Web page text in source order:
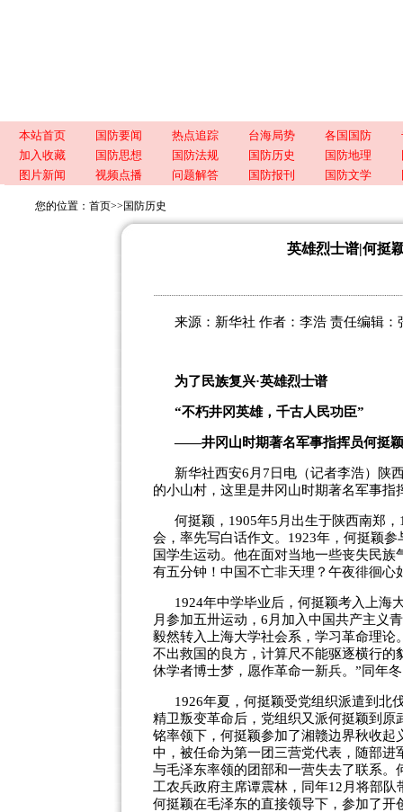
本站首页 国防要闻 热点追踪 台海局势 各国国防
加入收藏
国防思想 国防法规 国防历史 国防地理
图片新闻
视频点播 问题解答 国防报刊 国防文学
您的位置： 首页>> 国防历史
英雄烈士谱|何挺
来源：新华社 作者：李浩 责任编辑：
为了民族复兴·英雄烈士谱
“不朽井冈英雄，千古人民功臣”
——井冈山时期著名军事指挥员何挺颖
新华社西安6月7日电（记者李浩）陕
的小山村，这里是井冈山时期著名军事指
何挺颖，1905年5月出生于陕西南郑
会，率先写白话作文。1923年，何挺颖
国学生运动。他在面对当地一些丧失民
有五分钟！中国不亡非天理？午夜徘徊心
1924年中学毕业后，何挺颖考入上海
月参加五卅运动，6月加入中国共产主义
毅然转入上海大学社会系，学习革命理
不出救国的良方，计算尺不能驱逐横行的
休学者博士梦，愿作革命一新兵。”同年
1926年夏，何挺颖受党组织派遣到北
精卫叛变革命后，党组织又派何挺颖到
铭率领下，何挺颖参加了湘赣边界秋收
中，被任命为第一团三营党代表，随部
与毛泽东率领的团部和一营失去了联系
工农兵政府主席谭震林，同年12月将部
何挺颖在毛泽东的直接领导下，参加了开